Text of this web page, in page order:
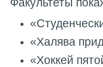
«Халява
«Хоккей